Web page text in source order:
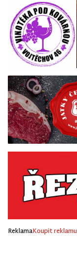
ReklamaKoupit reklamu